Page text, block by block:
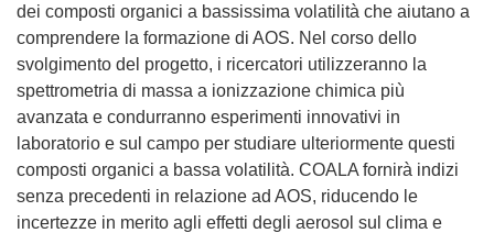
dei composti organici a bassissima volatilità che aiutano a
comprendere la formazione di AOS. Nel corso dello
svolgimento del progetto, i ricercatori utilizzeranno la
spettrometria di massa a ionizzazione chimica più
avanzata e condurranno esperimenti innovativi in
laboratorio e sul campo per studiare ulteriormente questi
composti organici a bassa volatilità. COALA fornirà indizi
senza precedenti in relazione ad AOS, riducendo le
incertezze in merito agli effetti degli aerosol sul clima e